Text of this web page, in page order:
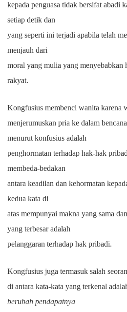
kepada penguasa tidak bersifat abadi
setiap detik dan
yang seperti ini terjadi apabila telah
menjauh dari
moral yang mulia yang menyebabkan
rakyat.
Kongfusius membenci wanita karena
menjerumuskan pria ke dalam
menurut konfusius adalah
penghormatan terhadap hak-hak
membeda-bedakan
antara keadilan dan kehormatan
kedua kata di
atas mempunyai makna yang sama
yang terbesar adalah
pelanggaran terhadap hak pribadi.
Kongfusius juga termasuk salah
di antara kata-kata yang terkenal
berubah pendapatnya